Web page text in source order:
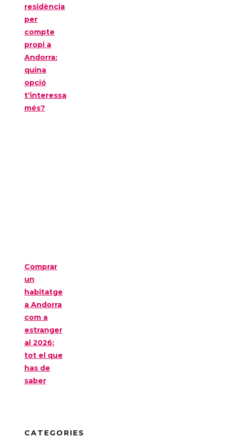
residència
per
compte
propi a
Andorra:
quina
opció
t’interessa
més?
Comprar
un
habitatge
a Andorra
com a
estranger
al 2026:
tot el que
has de
saber
CATEGORIES